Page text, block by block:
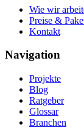
Wie wir
Preise &
Kontakt
Navigation
Projekte
Blog
Ratgeber
Glossar
Branchen